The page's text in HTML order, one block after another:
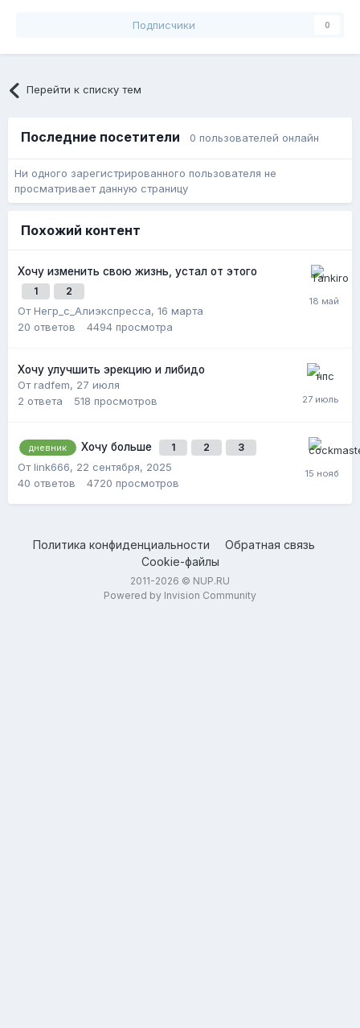
Подписчики 0
Перейти к списку тем
Последние посетители 0 пользователей онлайн
Ни одного зарегистрированного пользователя не
просматривает данную страницу
Похожий контент
Хочу изменить свою жизнь, устал от этого
1 2
От Негр_с_Алиэкспресса, 16 марта
20 ответов 4494 просмотра
Хочу улучшить эрекцию и либидо
От radfem, 27 июля
2 ответа 518 просмотров
дневник Хочу больше 1 2 3
От link666, 22 сентября, 2025
40 ответов 4720 просмотров
Политика конфиденциальности
Обратная связь
Cookie-файлы
2011-2026 © NUP.RU
Powered by Invision Community